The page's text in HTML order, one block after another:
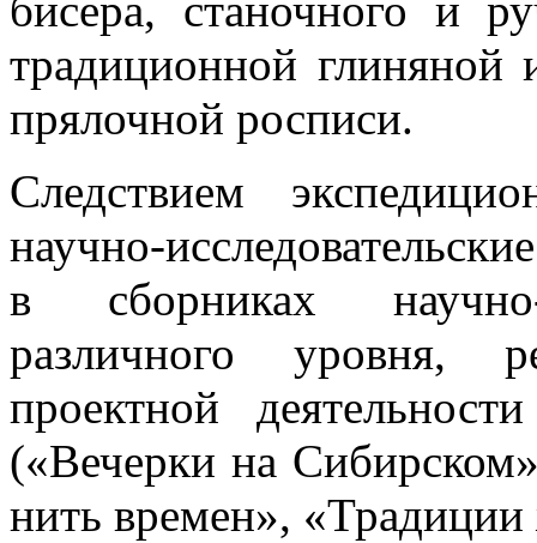
бисера, станочного и
традиционной глиняной
прялочной росписи.
Следствием
научно-
в сборниках научно-
различного уровня,
проектной
(«Вечерки на
нить времен»,